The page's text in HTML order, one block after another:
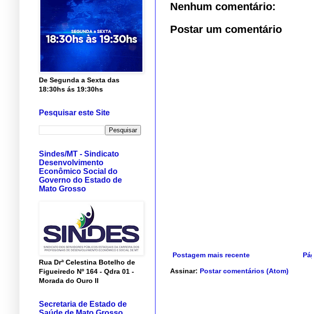
Nenhum comentário:
Postar um comentário
Postagem mais recente
Assinar: Postar comentários (Atom)
De Segunda a Sexta das
18:30hs ás 19:30hs
Pesquisar este Site
Sindes/MT - Sindicato
Desenvolvimento
Econômico Social do
Governo do Estado de
Mato Grosso
Rua Drª Celestina Botelho de
Figueiredo Nº 164 - Qdra 01 -
Morada do Ouro II
Secretaria de Estado de